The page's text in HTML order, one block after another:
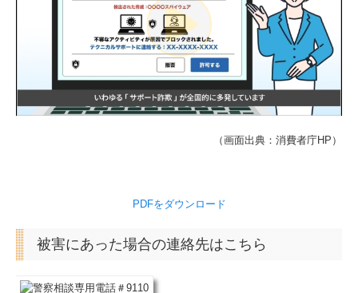
（画面出典：消費者庁HP）
PDFをダウンロード
被害にあった場合の連絡先はこちら